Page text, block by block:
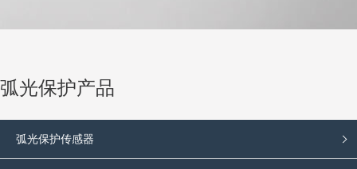
弧光保护产品
弧光保护传感器